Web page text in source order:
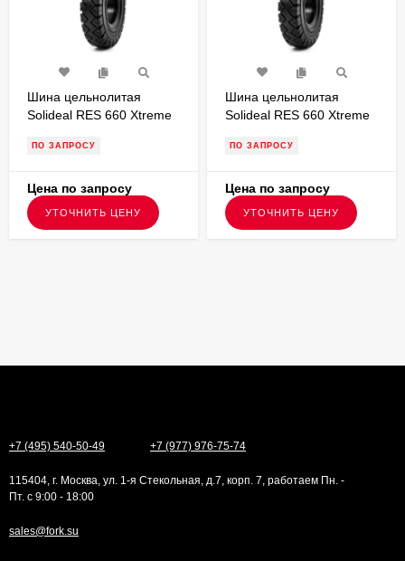
Шина цельнолитая
Solideal RES 660 Xtreme
вилочного погрузчика
ПО ЗАПРОСУ
Цена по запросу
УТОЧНИТЬ ЦЕНУ
Шина цельнолитая
Solideal RES 660 Xtreme
вилочного погрузчика
ПО ЗАПРОСУ
Цена по запросу
УТОЧНИТЬ ЦЕНУ
+7 (495) 540-50-49 +7 (977) 976-75-74
115404, г. Москва, ул. 1-я Стекольная, д.7, корп. 7, работаем Пн. -
Пт. с 9:00 - 18:00
sales@fork.su